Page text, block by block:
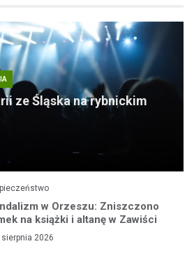
ze Śląska na rybnickim
w Orzeszu: Zniszczono
na książki i altanę w Zawiści
sierpnia 2026